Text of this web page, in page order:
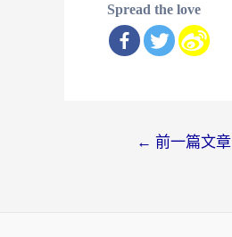
Spread the love
← 前一篇文章